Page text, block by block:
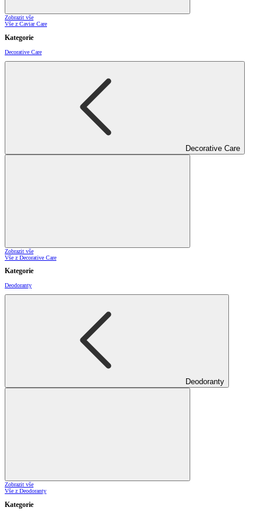
Zobrazit vše
Vše z Caviar Care
Kategorie
Decorative Care
Decorative Care
Zobrazit vše
Vše z Decorative Care
Kategorie
Deodoranty
Deodoranty
Zobrazit vše
Vše z Deodoranty
Kategorie